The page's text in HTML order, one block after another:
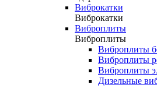
Виброкатки
Виброкатки
Виброплиты
Виброплиты
Виброплиты
Виброплиты
Виброплиты
Дизельные